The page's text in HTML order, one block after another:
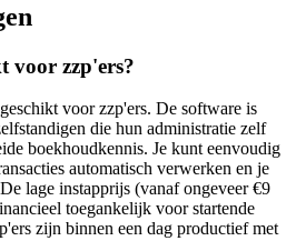
voor zzp'ers?
voor zzp'ers. De software is
die hun administratie zelf
boekhoudkennis. Je kunt eenvoudig
automatisch verwerken en je
lage instapprijs (vanaf ongeveer €9
toegankelijk voor startende
zijn binnen een dag productief met